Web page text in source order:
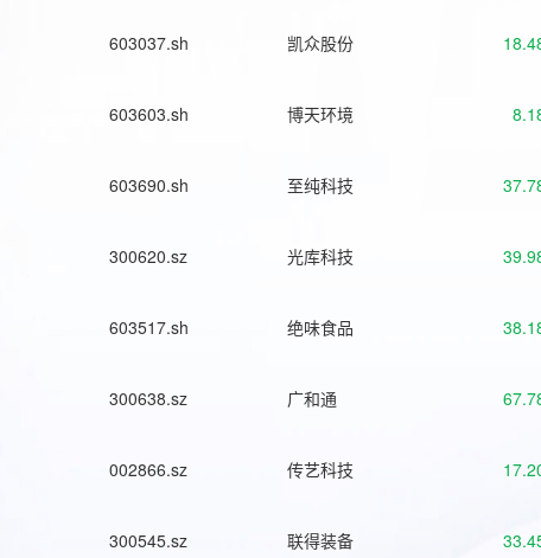
603037.sh 凯众股份
603603.sh 博天环境
603690.sh 至纯科技
300620.sz 光库科技
603517.sh 绝味食品
300638.sz 广和通
002866.sz 传艺科技
300545.sz 联得装备